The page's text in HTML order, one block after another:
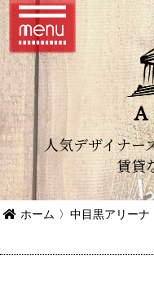
人気デザイナー
賃貸
ホーム 〉中目黒アリーナ